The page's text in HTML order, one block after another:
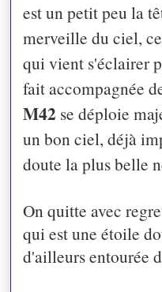
est un petit peu la
merveille du ciel,
qui vient s'éclairer
fait accompagnée
M42 se déploie
un bon ciel, déjà
doute la plus belle
On quitte avec
qui est une étoile
d'ailleurs entourée